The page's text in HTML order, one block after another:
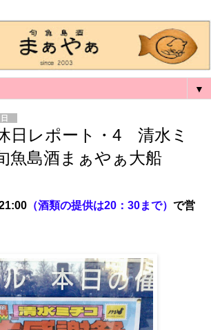
▼
日レポート・4 清水ミ
魚島酒まぁやぁ大船
（酒類の提供は20：30まで） で営